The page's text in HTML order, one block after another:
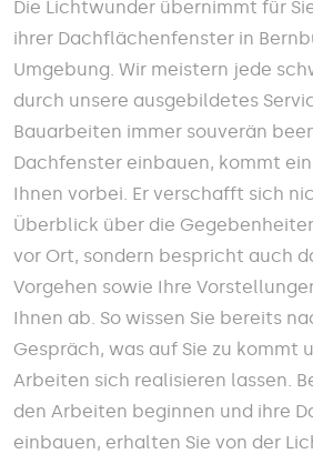
Die Lichtwunder übernimmt für
ihrer Dachflächenfenster in
Umgebung. Wir meistern jede
durch unsere ausgebildetes
Bauarbeiten immer souverän
Dachfenster einbauen, kommt
Ihnen vorbei. Er verschafft sich
Überblick über die
vor Ort, sondern bespricht auch
Vorgehen sowie Ihre
Ihnen ab. So wissen Sie bereits
Gespräch, was auf Sie zu kommt
Arbeiten sich realisieren lassen.
den Arbeiten beginnen und ihre
einbauen, erhalten Sie von der